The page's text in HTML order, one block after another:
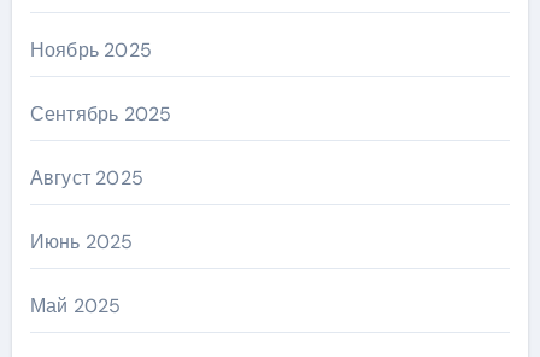
Ноябрь 2025
Сентябрь 2025
Август 2025
Июнь 2025
Май 2025